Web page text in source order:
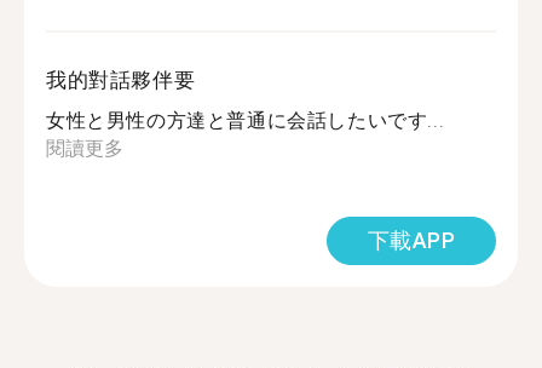
我的對話夥伴要
女性と男性の方達と普通に会話したいです...
閱讀更多
下載APP